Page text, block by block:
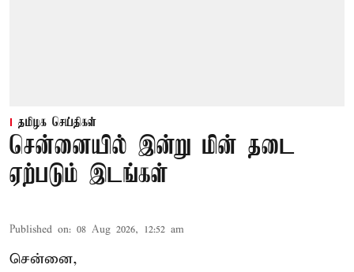
தமிழக செய்திகள்
சென்னையில் இன்று மின் தடை
ஏற்படும் இடங்கள்
Published on: 08 Aug 2026, 12:52 am
சென்னை,